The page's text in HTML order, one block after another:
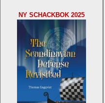
NY SCHACKBOK 2025